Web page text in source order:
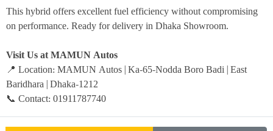
This hybrid offers excellent fuel efficiency without compromising
on performance. Ready for delivery in Dhaka Showroom.
Visit Us at MAMUN Autos
📍 Location: MAMUN Autos | Ka-65-Nodda Boro Badi | East
Baridhara | Dhaka-1212
📞 Contact: 01911787740